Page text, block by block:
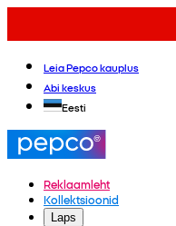
Leia Pepco kauplus
Abi keskus
Eesti
Reklaamleht
Kollektsioonid
Laps